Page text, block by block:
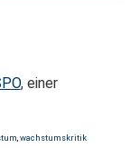
, einer
,wachstumskritik